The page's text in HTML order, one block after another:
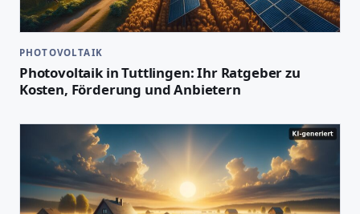
PHOTOVOLTAIK
Photovoltaik in Tuttlingen: Ihr Ratgeber zu
Kosten, Förderung und Anbietern